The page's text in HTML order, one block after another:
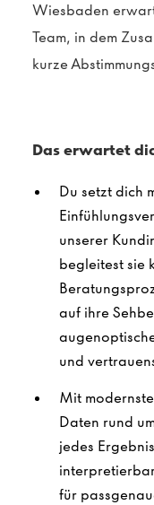
Wiesbaden
Team, in dem
kurze
Das erwartet
Du setzt dich
unserer
begleitest sie
auf ihre
und
Mit
Daten rund
jedes
für